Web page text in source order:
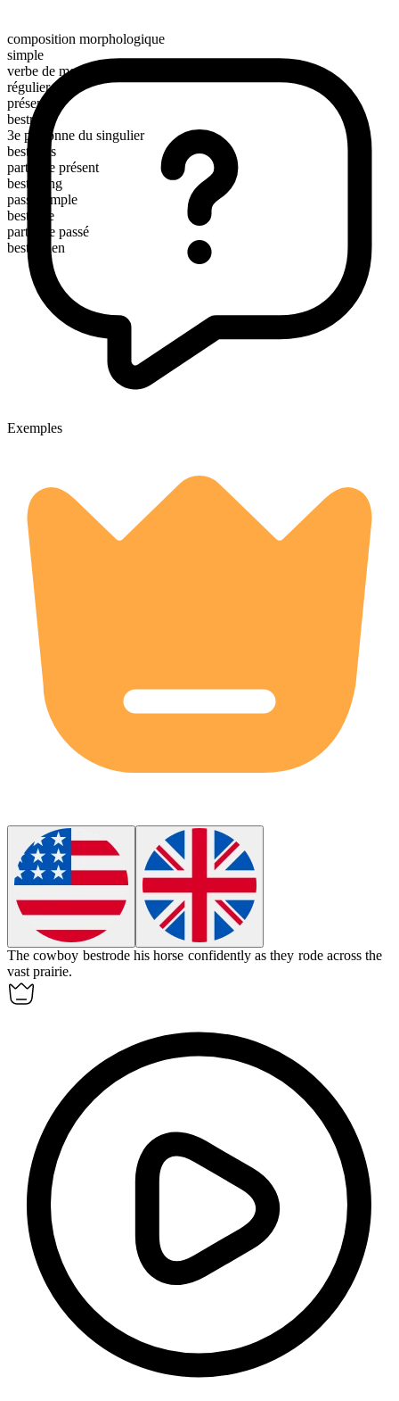
composition morphologique
simple
verbe de mouvement
régulier
présent
bestride
3e personne du singulier
bestrides
participe présent
bestriding
passé simple
bestrode
participe passé
bestridden
Exemples
The cowboy bestrode his horse confidently as they rode across the
vast prairie.